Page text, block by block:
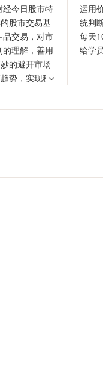
今日股市特
股市交易基
交易，对市
理解，善用
的避开市场
势，实现稳
运用
统判
每天
给学